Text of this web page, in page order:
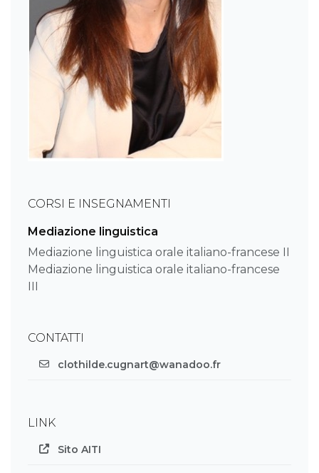
CORSI E INSEGNAMENTI
Mediazione linguistica
Mediazione linguistica orale italiano-francese II
Mediazione linguistica orale italiano-francese
CONTATTI
clothilde.cugnart@wanadoo.fr
LINK
Sito AITI